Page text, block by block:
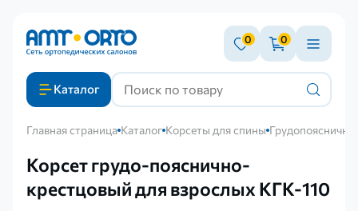
0 0
Каталог
Главная страница Каталог Корсеты для спины
Корсет грудо-пояснично-
крестцовый для взрослых КГК-110